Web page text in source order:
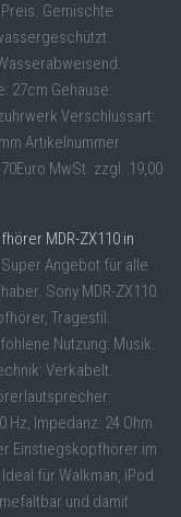
Gemischte
27cm Gehäuse:
Verschlussart:
Artikelnummer
MwSt. zzgl. 19,00
MDR-ZX110 in
Super Angebot für alle
Sony MDR-ZX110.
Tragestil:
Nutzung: Musik.
Verkabelt.
Impedanz: 24 Ohm.
Einstiegskopfhörer im
für Walkman, iPod
und damit